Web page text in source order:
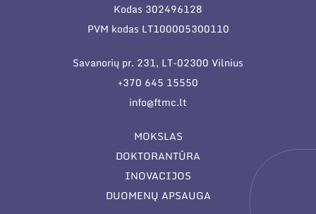
Kodas 302496128
PVM kodas LT100005300110
Savanorių pr. 231, LT-02300 Vilnius
+370 645 15550
info@ftmc.lt
MOKSLAS
DOKTORANTŪRA
INOVACIJOS
DUOMENŲ APSAUGA